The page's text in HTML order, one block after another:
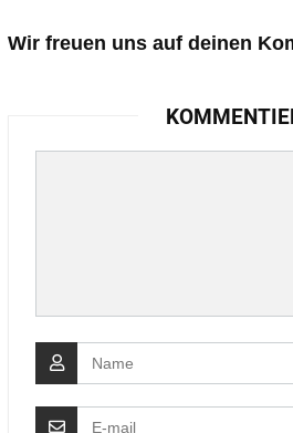
Wir freuen uns auf deinen